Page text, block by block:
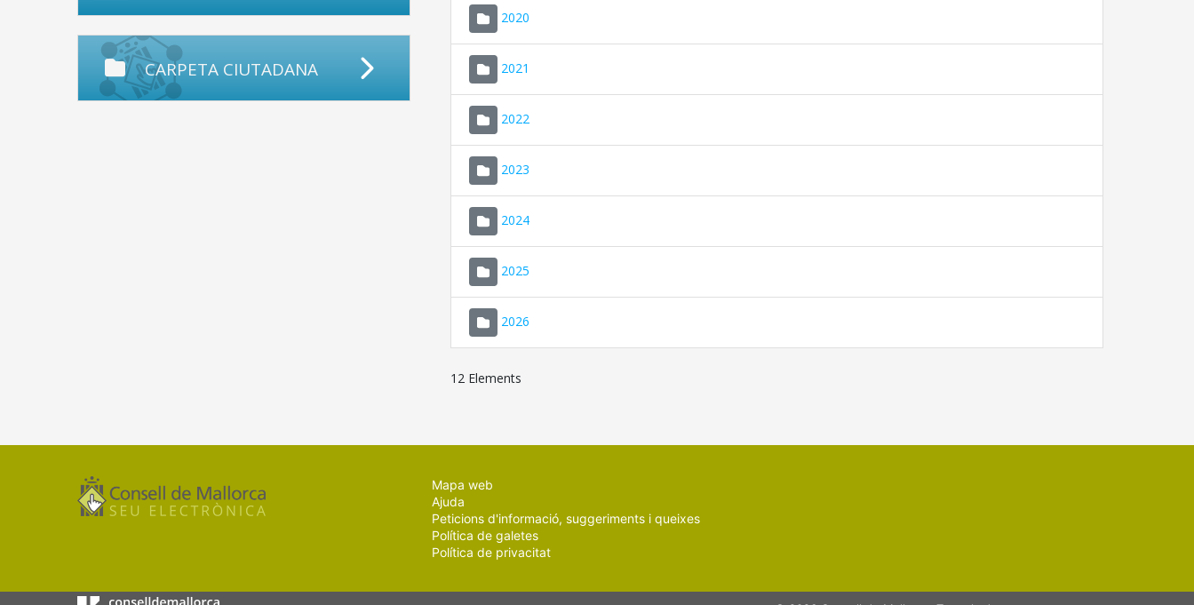
CARPETA CIUTADANA
2020
2021
2022
2023
2024
2025
2026
12 Elements
Mapa web
Ajuda
Peticions d'informació, suggeriments i queixes
Política de galetes
Política de privacitat